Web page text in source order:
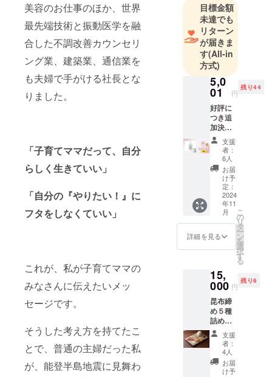
美容のお仕事のほか、世界
最先端技術と振動医学を融
合した不調改善カウンセリ
ング業、建築業、通信業を
も夫婦で手がける社長とな
りました。
「子育てママだって、自分
らしく生きていい」
「自分の『やりたい！』に
フタをしなくていい」
これが、私が子育てママの
みなさんに伝えたいメッ
セージです。
そうした考え方を持てたこ
とで、普通の主婦だった私
が、能登半島地震に見舞わ
目標金額
未達でも
リターン
が届きま
す(All-in
方式)
5,0
01 円
残り44
好評に
つき追
加決
定！！
オリジ
ナル コ
タンエ
コバッ
グ＋書
籍1冊
概要 オ
リジナ
ルのコ
タンエ
コバッ
グと坂
子の書
籍1冊が
セット
になっ
たリ
ターン
です。
A4サイ
ズの
コット
ンバッ
支援
者：
6人
お届
け予
定：
2024
年11
月
詳細を見る
こ
の
リ
タ
ー
ン
を
選
択
す
る
15,
000 円
残り6
昆布締
め５種
詰め合
わせ＋
書籍1冊
概要 富
山の昆
布締め
支援
者：
4人
お届
け予